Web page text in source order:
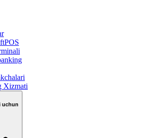
Xizmati
uchun